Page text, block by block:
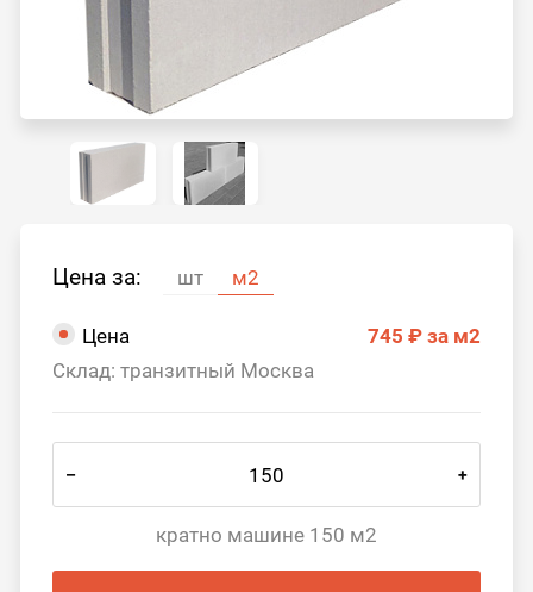
Цена за: шт м2
Цена 745 ₽ за м2
Склад: транзитный Москва
– +
кратно машине 150 м2